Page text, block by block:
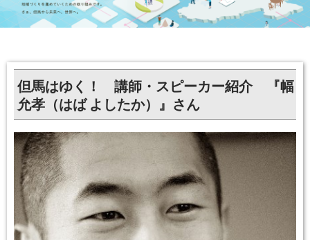
但馬はゆく！ 講師・スピーカー紹介 『幅
允孝（はば よしたか）』さん